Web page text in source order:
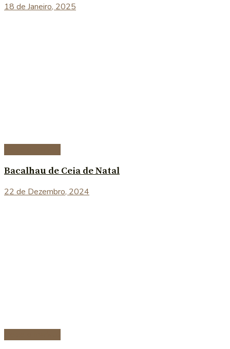
18 de Janeiro, 2025
Bacalhau de Ceia de Natal
22 de Dezembro, 2024